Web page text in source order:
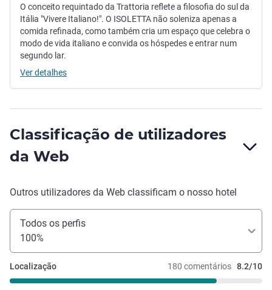
O conceito requintado da Trattoria reflete a filosofia do sul da
Itália "Vivere Italiano!". O ISOLETTA não soleniza apenas a
comida refinada, como também cria um espaço que celebra o
modo de vida italiano e convida os hóspedes e entrar num
segundo lar.
Ver detalhes
Classificação de utilizadores
da Web
Outros utilizadores da Web classificam o nosso hotel
Todos os perfis
100%
180 comentários 8.2/10
Localização